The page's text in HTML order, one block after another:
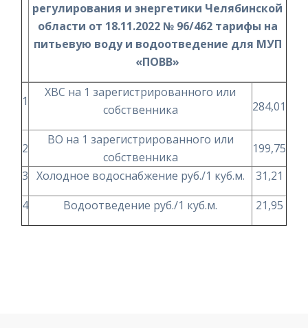
регулирования и энергетики Челябинской
области от 18.11.2022 № 96/462 тарифы на
питьевую воду и водоотведение для МУП
«ПОВВ»
1
ХВС на 1 зарегистрированного или
собственника
284,01
2
ВО на 1 зарегистрированного или
собственника
199,75
3 Холодное водоснабжение руб./1 куб.м.
31,21
4
Водоотведение руб./1 куб.м. 21,95